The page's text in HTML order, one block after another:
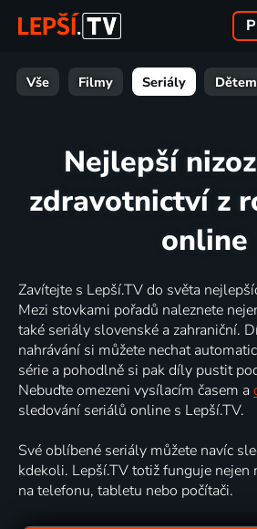
Vše Filmy Seriály Dětem
Nejlepší
zdravotnictví z
online
Zavítejte s Lepší.TV do světa
Mezi stovkami pořadů naleznete
také seriály slovenské a zahraniční.
nahrávání si můžete nechat
série a pohodlně si pak díly pustit
Nebuďte omezeni vysílacím časem a
sledování seriálů online s Lepší.TV.
Své oblíbené seriály můžete navíc
kdekoli. Lepší.TV totiž funguje nejen
na telefonu, tabletu nebo počítači.